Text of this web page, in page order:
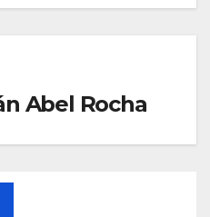
Abel Rocha